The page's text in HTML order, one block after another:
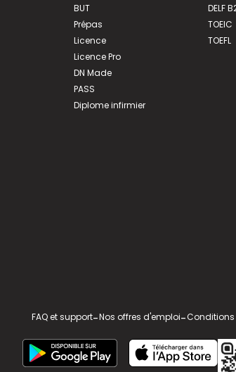
BUT
Prépas
Licence
Licence Pro
DN Made
PASS
Diplome infirmier
DELF
TOEIC
TOEFL
FAQ et support-Nos offres d'emploi-